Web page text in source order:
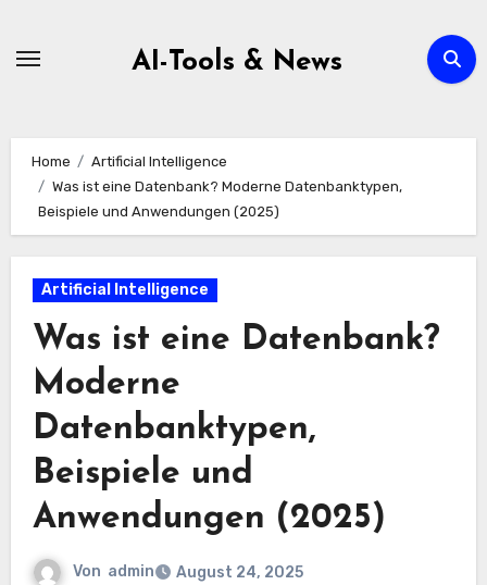
AI-Tools & News
Home
Artificial Intelligence
Was ist eine Datenbank? Moderne Datenbanktypen,
Beispiele und Anwendungen (2025)
Artificial Intelligence
Was ist eine Datenbank?
Moderne
Datenbanktypen,
Beispiele und
Anwendungen (2025)
Von admin
August 24, 2025